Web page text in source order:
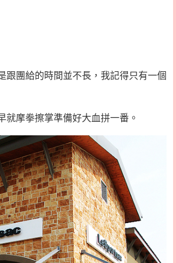
跟團給的時間並不長，我記得只有一個
就摩拳擦掌準備好大血拼一番。